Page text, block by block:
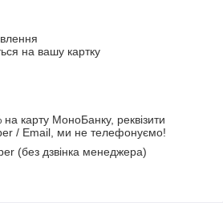
на вашу картку
карту МоноБанку, реквізити
/ Email, ми не телефонуємо!
(без дзвінка менеджера)